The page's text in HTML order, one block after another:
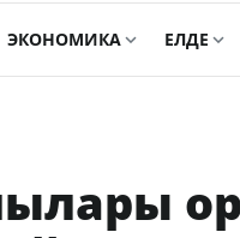
ЭКОНОМИКА ЕЛДЕ